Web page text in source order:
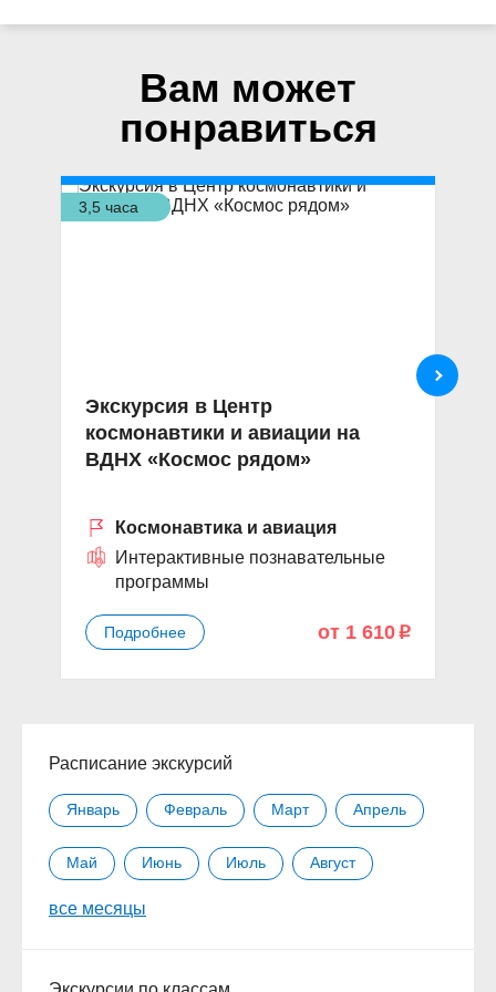
Вам может
понравиться
3,5 часа
Экскурсия в Центр
космонавтики и авиации на
ВДНХ «Космос рядом»
Космонавтика и авиация
Интерактивные познавательные
программы
Подробнее от 1 610 p
Расписание экскурсий
Январь Февраль Март Апрель
Май Июнь Июль Август
Сентябрь
все месяцы